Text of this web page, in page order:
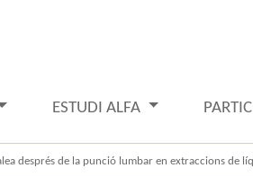
ESTUDI ALFA
després de la punció lumbar en extraccions de